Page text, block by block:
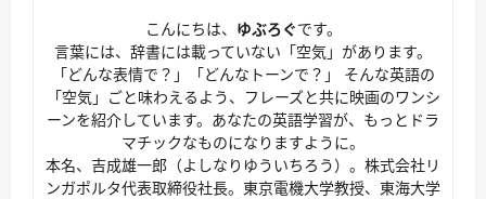
こんにちは、 ゆぶろぐです。
言葉には、辞書には載っていない「空気」があります。
「どんな表情で？」「どんなトーンで？」 そんな英語の
「空気」ごと味わえるよう、フレーズと共に映画のワンシ
ーンを紹介しています。あなたの英語学習が、もっとドラ
マチックなものになりますように。
本名、吉成雄一郎（よしなりゆういちろう）。株式会社リ
ンガポルタ代表取締役社長。東京電機大学教授、東海大学